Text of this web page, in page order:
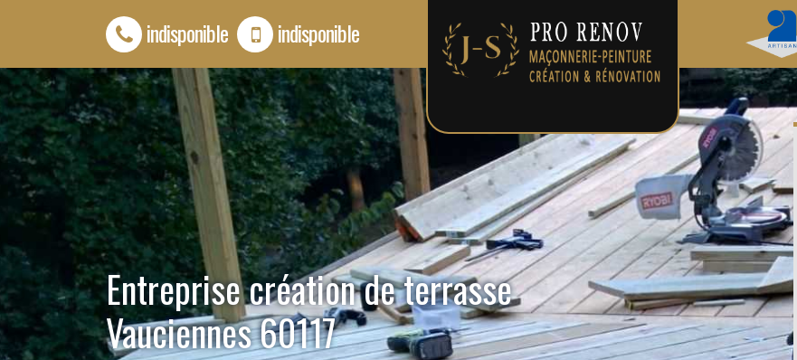
indisponible indisponible
Entreprise création de terrasse
Vauciennes 60117